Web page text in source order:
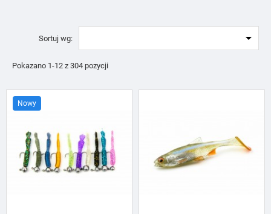
Sortuj wg: 
Pokazano 1-12 z 304 pozycji
Nowy